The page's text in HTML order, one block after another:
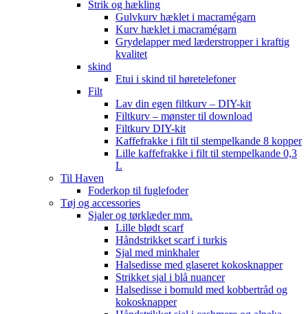
Strik og hækling
Gulvkurv hæklet i macramégarn
Kurv hæklet i macramégarn
Grydelapper med læderstropper i kraftig
kvalitet
skind
Etui i skind til høretelefoner
Filt
Lav din egen filtkurv – DIY-kit
Filtkurv – mønster til download
Filtkurv DIY-kit
Kaffefrakke i filt til stempelkande 8 kopper
Lille kaffefrakke i filt til stempelkande 0,3
L
Til Haven
Foderkop til fuglefoder
Tøj og accessories
Sjaler og tørklæder mm.
Lille blødt scarf
Håndstrikket scarf i turkis
Sjal med minkhaler
Halsedisse med glaseret kokosknapper
Strikket sjal i blå nuancer
Halsedisse i bomuld med kobbertråd og
kokosknapper